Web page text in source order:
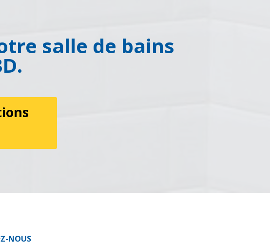
salle de bains
NOUS